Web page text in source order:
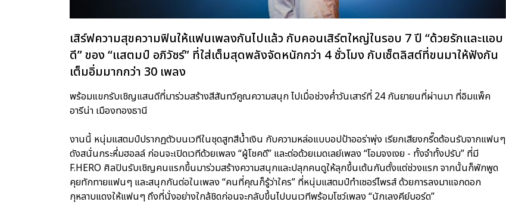
เสิร์ฟความสุขความฟินให้แฟนเพลงกันไปแล้ว กับคอนเสิร์ตใหญ่ในรอบ 7 ปี “ด้วยรักและแอบ
ดี” ของ “แสตมป์ อภิวัชร์” ที่ใส่เต็มสุดพลังจัดหนักกว่า 4 ชั่วโมง กับเซ็ตลิสต์ที่ขนมาให้ฟังกัน
เต็มอิ่มมากกว่า 30 เพลง
พร้อมแขกรับเชิญแสนดีที่มาร่วมสร้างสีสันทวีคูณความสนุก ไปเมื่อช่วงค่ำวันเสาร์ที่ 24 กันยายนที่ผ่านมา ที่อิมแพ็ค
อารีน่า เมืองทองธานี
งานนี้ หนุ่มแสตมป์ปรากฏตัวบนเวทีในชุดสูทสีน้ำเงิน กับความหล่อแบบอปป้าออร่าพุ่ง เรียกเสียงกรี๊ดต้อนรับจากแฟนๆ
ดังสนั่นกระหึ่มฮอลล์ ก่อนจะเปิดเวทีด้วยเพลง “ผู้โชคดี” และต่อด้วยเมดเลย์เพลง “โอมจงเงย - ทั้งจำทั้งปรับ” ที่มี
F.HERO ศิลปินรับเชิญคนแรกขึ้นมาร่วมสร้างความสนุกและปลุกคนดูให้ลุกขึ้นเต้นกันตั้งแต่ช่วงแรก จากนั้นก็พักพูด
คุยทักทายแฟนๆ และสนุกกันต่อในเพลง “คนที่คุณก็รู้ว่าใคร” ที่หนุ่มแสตมป์ทำเซอร์ไพรส์ ด้วยการลงมาแจกดอก
กุหลาบแดงให้แฟนๆ ถึงที่นั่งอย่างใกล้ชิดก่อนจะกลับขึ้นไปบนเวทีพร้อมโชว์เพลง “นักเลงคีย์บอร์ด”